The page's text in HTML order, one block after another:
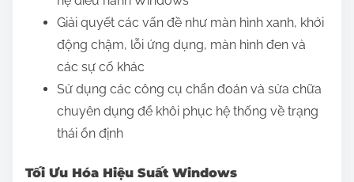
Giải quyết các vấn đề như màn hình xanh, khởi
động chậm, lỗi ứng dụng, màn hình đen và
các sự cố khác
Sử dụng các công cụ chẩn đoán và sửa chữa
chuyên dụng để khôi phục hệ thống về trạng
thái ổn định
Tối Ưu Hóa Hiệu Suất Windows